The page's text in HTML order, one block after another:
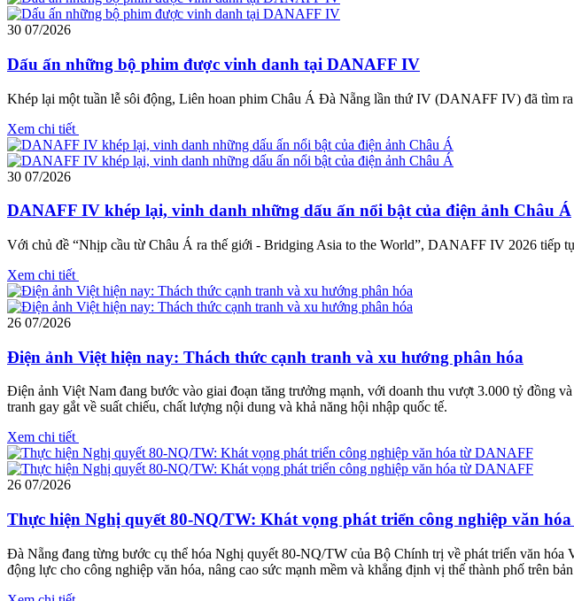
30 07/2026
Dấu ấn những bộ phim được vinh danh tại DANAFF IV
Khép lại một tuần lễ sôi động, Liên hoan phim Châu Á Đà Nẵng lần thứ IV (DANAFF IV) đã tìm
Xem chi tiết
30 07/2026
DANAFF IV khép lại, vinh danh những dấu ấn nổi bật của điện ảnh Châu Á
Với chủ đề “Nhịp cầu từ Châu Á ra thế giới - Bridging Asia to the World”, DANAFF IV 2026 tiếp
Xem chi tiết
26 07/2026
Điện ảnh Việt hiện nay: Thách thức cạnh tranh và xu hướng phân hóa
Điện ảnh Việt Nam đang bước vào giai đoạn tăng trưởng mạnh, với doanh thu vượt 3.000 tỷ đồng
tranh gay gắt về suất chiếu, chất lượng nội dung và khả năng hội nhập quốc tế.
Xem chi tiết
26 07/2026
Thực hiện Nghị quyết 80-NQ/TW: Khát vọng phát triển công nghiệp văn
Đà Nẵng đang từng bước cụ thể hóa Nghị quyết 80-NQ/TW của Bộ Chính trị về phát triển văn
động lực cho công nghiệp văn hóa, nâng cao sức mạnh mềm và khẳng định vị thế thành phố trên